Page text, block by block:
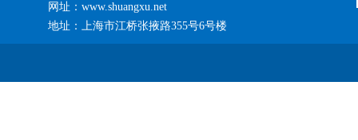
网址：www.shuangxu.net
地址：上海市江桥张掖路355号6号楼